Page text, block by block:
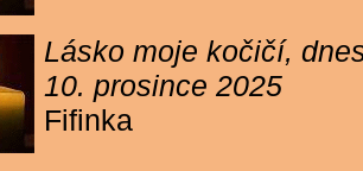
Lásko moje kočičí,
10. prosince 2025
Fifinka